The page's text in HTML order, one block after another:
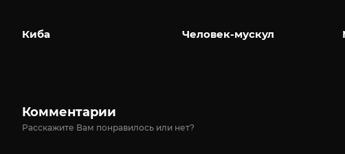
Киба Человек-мускул
Комментарии
Расскажите Вам понравилось или нет?